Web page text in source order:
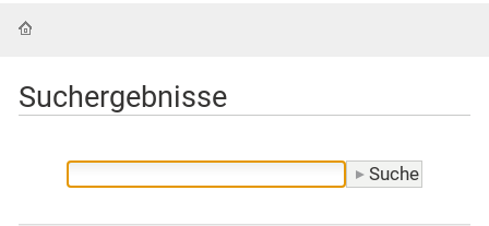
Suchergebnisse